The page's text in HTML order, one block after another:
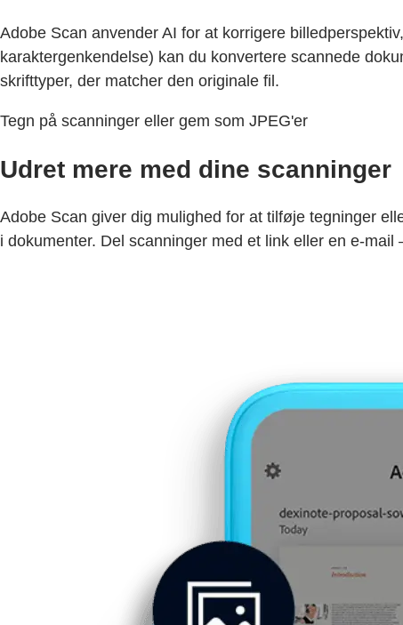
Adobe Scan anvender AI for at korrigere
karaktergenkendelse) kan du konvertere scannede
skrifttyper, der matcher den originale fil.
Tegn på scanninger eller gem som JPEG'er
Udret mere med dine scanninger
Adobe Scan giver dig mulighed for at tilføje tegninger
i dokumenter. Del scanninger med et link eller en e-